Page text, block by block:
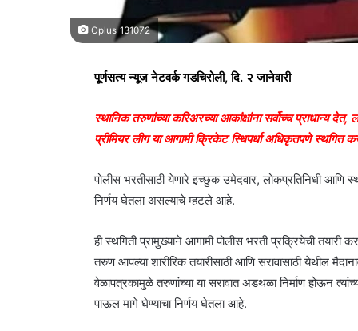
Oplus_131072
पूर्णसत्य न्यूज नेटवर्क गडचिरोली, दि. २ जानेवारी
स्थानिक तरुणांच्या करिअरच्या आकांक्षांना सर्वोच्च प्राधान्य
प्रीमियर लीग या आगामी क्रिकेट स्धिपर्धा अधिकृतपणे स्थगित
पोलीस भरतीसाठी येणारे इच्छुक उमेदवार, लोकप्रतिनिधी आणि
निर्णय घेतला असल्याचे म्हटले आहे.
ही स्थगिती प्रामुख्याने आगामी पोलीस भरती प्रक्रियेची
तरुण आपल्या शारीरिक तयारीसाठी आणि सरावासाठी येथील
वेळापत्रकामुळे तरुणांच्या या सरावात अडथळा निर्माण होऊन
पाऊल मागे घेण्याचा निर्णय घेतला आहे.